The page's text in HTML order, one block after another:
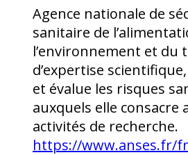
Agence nationale de
sanitaire de
l’environnement et du
d’expertise
et évalue les risques
auxquels elle consacre
activités de recherche.
https://www.anses.fr/fr